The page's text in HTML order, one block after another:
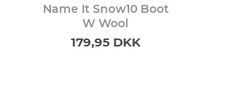
Name It Snow10 Boot
W Wool
179,95 DKK